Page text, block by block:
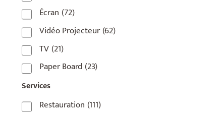
75010 (9)
75011 (17)
75012(8)
75013 (2)
75014
75015(3)
Écran (72)
Vidéo Projecteur(62)
TV(21)
Paper Board (23)
Services
Restauration (111)